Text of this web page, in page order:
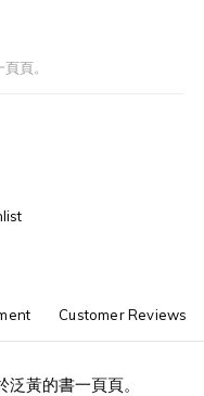
頁。
Customer Reviews
黃的書一頁頁。